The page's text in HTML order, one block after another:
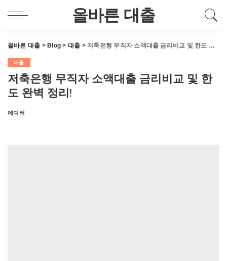
올바른 대출
올바른 대출 > Blog > 대출 > 저축은행 무직자 소액대출 금리비교 및 한도 완벽 정리!
대출
저축은행 무직자 소액대출 금리비교 및 한
도 완벽 정리!
Posted
에디터